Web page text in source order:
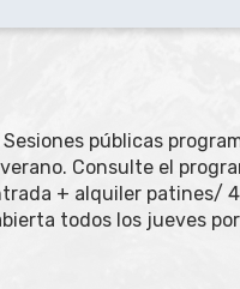
públicas
Consulte el
+ alquiler patines/
todos los jueves